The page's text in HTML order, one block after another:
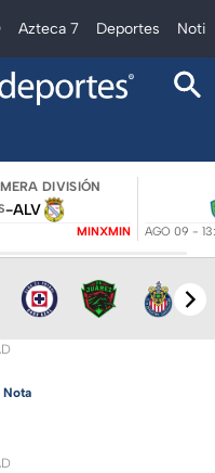
Azteca 7 Deportes
DIVISIÓN
-ALV
MINXMIN AGO 09 -
Nota